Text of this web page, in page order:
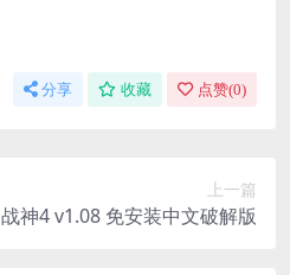
分享 收藏 点赞(0)
上一篇
战神4 v1.08 免安装中文破解版